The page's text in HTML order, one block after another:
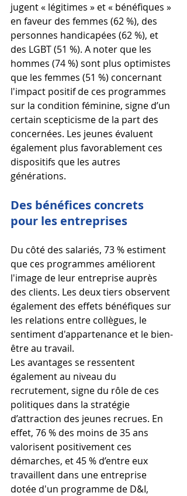
jugent « légitimes » et « bénéfiques »
en faveur des femmes (62 %), des
personnes handicapées (62 %), et
des LGBT (51 %). A noter que les
hommes (74 %) sont plus optimistes
que les femmes (51 %) concernant
l'impact positif de ces programmes
sur la condition féminine, signe d’un
certain scepticisme de la part des
concernées. Les jeunes évaluent
également plus favorablement ces
dispositifs que les autres
générations.
Des bénéfices concrets
pour les entreprises
Du côté des salariés, 73 % estiment
que ces programmes améliorent
l'image de leur entreprise auprès
des clients. Les deux tiers observent
également des effets bénéfiques sur
les relations entre collègues, le
sentiment d'appartenance et le bien-
être au travail.
Les avantages se ressentent
également au niveau du
recrutement, signe du rôle de ces
politiques dans la stratégie
d’attraction des jeunes recrues. En
effet, 76 % des moins de 35 ans
valorisent positivement ces
démarches, et 45 % d’entre eux
travaillent dans une entreprise
dotée d'un programme de D&I,